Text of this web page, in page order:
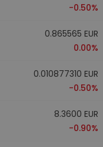
-0.50%
0.865565 EUR
0.00%
0.010877310 EUR
-0.50%
8.3600 EUR
-0.90%